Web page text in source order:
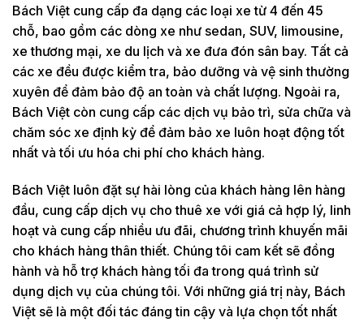
Bách Việt cung cấp đa dạng các loại xe từ 4 đến 45
chỗ, bao gồm các dòng xe như sedan, SUV, limousine,
xe thương mại, xe du lịch và xe đưa đón sân bay. Tất cả
các xe đều được kiểm tra, bảo dưỡng và vệ sinh thường
xuyên để đảm bảo độ an toàn và chất lượng. Ngoài ra,
Bách Việt còn cung cấp các dịch vụ bảo trì, sửa chữa và
chăm sóc xe định kỳ để đảm bảo xe luôn hoạt động tốt
nhất và tối ưu hóa chi phí cho khách hàng.
Bách Việt luôn đặt sự hài lòng của khách hàng lên hàng
đầu, cung cấp dịch vụ cho thuê xe với giá cả hợp lý, linh
hoạt và cung cấp nhiều ưu đãi, chương trình khuyến mãi
cho khách hàng thân thiết. Chúng tôi cam kết sẽ đồng
hành và hỗ trợ khách hàng tối đa trong quá trình sử
dụng dịch vụ của chúng tôi. Với những giá trị này, Bách
Việt sẽ là một đối tác đáng tin cậy và lựa chọn tốt nhất